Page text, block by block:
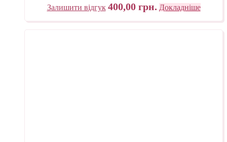
Залишити відгук 400,00 грн. Докладніше